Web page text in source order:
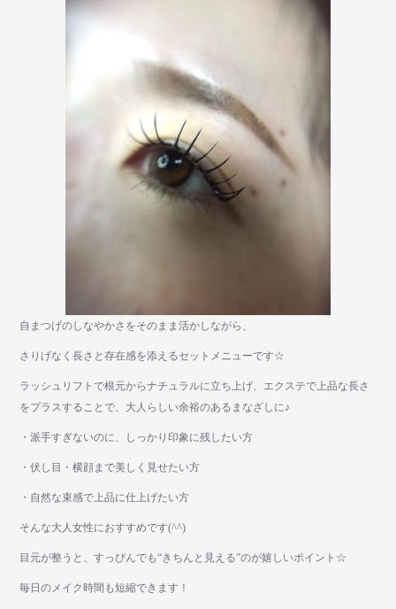
自まつげのしなやかさをそのまま活かしながら、
さりげなく長さと存在感を添えるセットメニューです☆
ラッシュリフトで根元からナチュラルに立ち上げ、エクステで上品な長さ
をプラスすることで、大人らしい余裕のあるまなざしに♪
・派手すぎないのに、しっかり印象に残したい方
・伏し目・横顔まで美しく見せたい方
・自然な束感で上品に仕上げたい方
そんな大人女性におすすめです(^^)
目元が整うと、すっぴんでも“きちんと見える”のが嬉しいポイント☆
毎日のメイク時間も短縮できます！